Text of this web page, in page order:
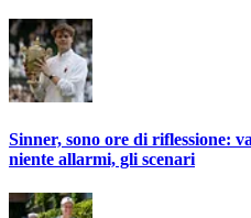
Sinner, sono ore di riflessione:
niente allarmi, gli scenari